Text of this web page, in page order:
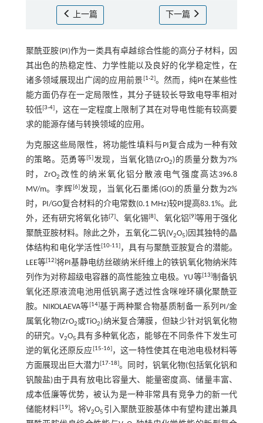
上一篇 下一篇
聚酰亚胺(PI)作为一类具有卓越综合性能的高分子材料，因
其出色的热稳定性、力学性能以及良好的化学稳定性，在
诸多领域展现出广阔的应用前景[1-2]。然而，纯PI在某些性
能方面仍存在一定局限性，其分子链较长导致电导率相对
较低[3-4]，这在一定程度上限制了其在对导电性能有较高要
求的能源存储与转换领域的应用。
为克服这些局限性，将功能性填料与PI复合成为一种有效
的策略。范勇等[5]发现，当氧化锆(ZrO2)的质量分数为7%
时，ZrO2 改性的纳米氧化铝分散液电气强度高达396.8
MV/m。李辉[6]发现，当氧化石墨烯(GO)的质量分数为2%
时，PI/GO复合材料的介电常数(0.1 MHz)较PI提高83.1%。此
外，还有研究将氧化铈[7]、氧化锡[8]、氧化铝[9]等用于强化
聚酰亚胺材料。除此之外，五氧化二钒(V2O5)因其独特的晶
体结构和电化学活性[10-11]，具有与聚酰亚胺复合的潜能。
LEE等[12]将PI基静电纺丝碳纳米纤维上的铁钒氧化物纳米阵
列作为对称超级电容器的高性能独立电极。YU等[13]制备钒
氧化还原液流电池用低钒离子透过性含咪唑环磺化聚酰亚
胺。NIKOLAEVA等[14]基于两种聚合物基质制备一系列PI/金
属氧化物(ZrO2或TiO2)纳米复合薄膜，但缺少针对钒氧化物
的研究。V2O5具有多种氧化态，能够在不同条件下发生可
逆的氧化还原反应[15-16]，这一特性使其在电池电极材料等
方面展现出巨大潜力[17-18]。同时，钒氧化物(包括氧化钒和
钒酸盐)由于具有放电比容量大、能量密度高、储量丰富、
成本低廉等优势，被认为是一种非常具有竞争力的新一代
储能材料[19]。将V2O5 引入聚酰亚胺基体中有望构建出兼具